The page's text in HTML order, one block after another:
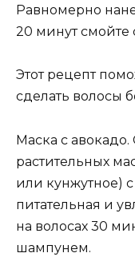
Равномерно
20 минут
Этот рецепт
сделать волосы
Маска с
растительных
или кунжутное)
питательная и
на волосах 30
шампунем.